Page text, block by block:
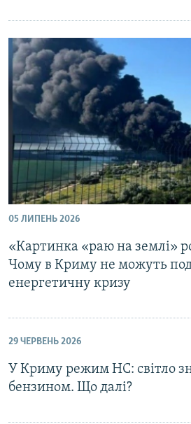
05 ЛИПЕНЬ 2026
«Картинка «раю на землі»
Чому в Криму не можуть
енергетичну кризу
29 ЧЕРВЕНЬ 2026
У Криму режим НС: світло
бензином. Що далі?